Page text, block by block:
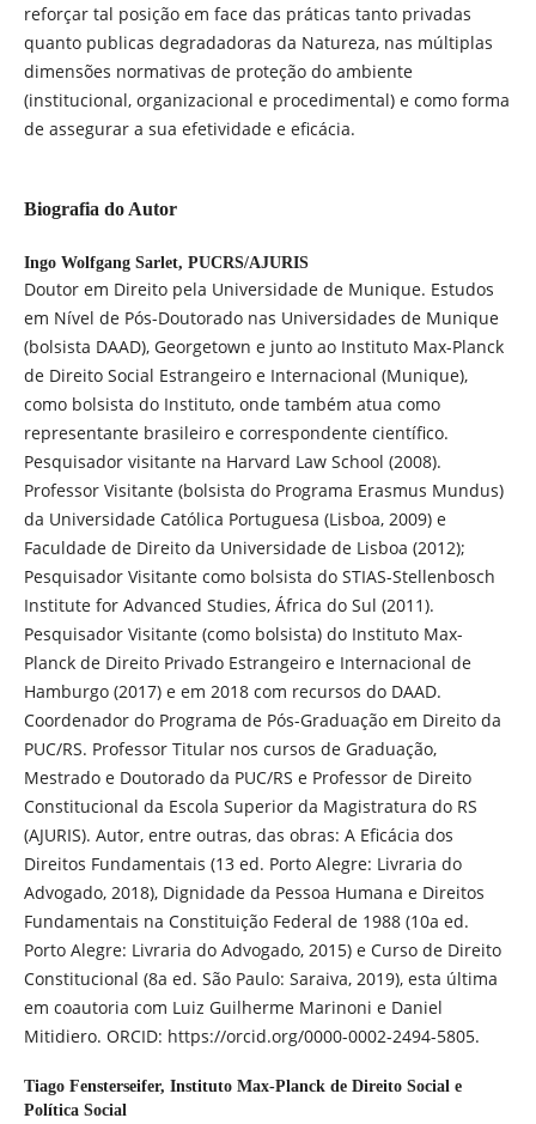
reforçar tal posição em face das práticas tanto privadas
quanto publicas degradadoras da Natureza, nas múltiplas
dimensões normativas de proteção do ambiente
(institucional, organizacional e procedimental) e como forma
de assegurar a sua efetividade e eficácia.
Biografia do Autor
Ingo Wolfgang Sarlet, PUCRS/AJURIS
Doutor em Direito pela Universidade de Munique. Estudos
em Nível de Pós-Doutorado nas Universidades de Munique
(bolsista DAAD), Georgetown e junto ao Instituto Max-Planck
de Direito Social Estrangeiro e Internacional (Munique),
como bolsista do Instituto, onde também atua como
representante brasileiro e correspondente científico.
Pesquisador visitante na Harvard Law School (2008).
Professor Visitante (bolsista do Programa Erasmus Mundus)
da Universidade Católica Portuguesa (Lisboa, 2009) e
Faculdade de Direito da Universidade de Lisboa (2012);
Pesquisador Visitante como bolsista do STIAS-Stellenbosch
Institute for Advanced Studies, África do Sul (2011).
Pesquisador Visitante (como bolsista) do Instituto Max-
Planck de Direito Privado Estrangeiro e Internacional de
Hamburgo (2017) e em 2018 com recursos do DAAD.
Coordenador do Programa de Pós-Graduação em Direito da
PUC/RS. Professor Titular nos cursos de Graduação,
Mestrado e Doutorado da PUC/RS e Professor de Direito
Constitucional da Escola Superior da Magistratura do RS
(AJURIS). Autor, entre outras, das obras: A Eficácia dos
Direitos Fundamentais (13 ed. Porto Alegre: Livraria do
Advogado, 2018), Dignidade da Pessoa Humana e Direitos
Fundamentais na Constituição Federal de 1988 (10a ed.
Porto Alegre: Livraria do Advogado, 2015) e Curso de Direito
Constitucional (8a ed. São Paulo: Saraiva, 2019), esta última
em coautoria com Luiz Guilherme Marinoni e Daniel
Mitidiero. ORCID: https://orcid.org/0000-0002-2494-5805.
Tiago Fensterseifer, Instituto Max-Planck de Direito Social e
Política Social